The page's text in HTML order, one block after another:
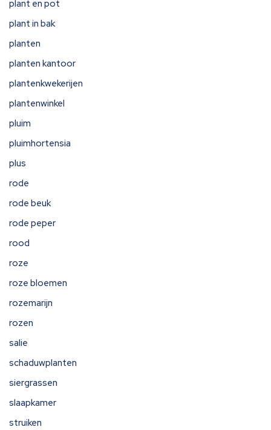
plant en pot
plant in bak
planten
planten kantoor
plantenkwekerijen
plantenwinkel
pluim
pluimhortensia
plus
rode
rode beuk
rode peper
rood
roze
roze bloemen
rozemarijn
rozen
salie
schaduwplanten
siergrassen
slaapkamer
struiken